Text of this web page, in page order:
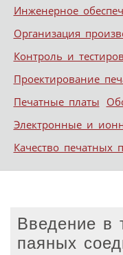
Меню
Skip to content
Инженерное
Организация
Контроль и
Проектирование
Печатные платы
Электронные и
Качество печатных
Введение в
паяных